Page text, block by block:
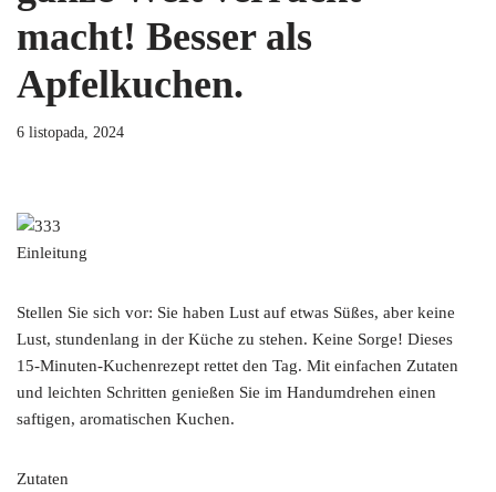
macht! Besser als
Apfelkuchen.
6 listopada, 2024
Einleitung
Stellen Sie sich vor: Sie haben Lust auf etwas Süßes, aber keine
Lust, stundenlang in der Küche zu stehen. Keine Sorge! Dieses
15-Minuten-Kuchenrezept rettet den Tag. Mit einfachen Zutaten
und leichten Schritten genießen Sie im Handumdrehen einen
saftigen, aromatischen Kuchen.
Zutaten